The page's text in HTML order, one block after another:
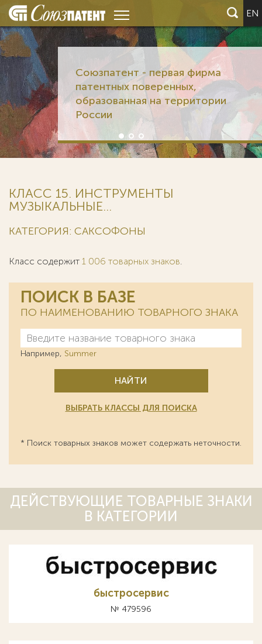
EN
Союзпатент - первая фирма
патентных поверенных,
образованная на территории
России
КЛАСС 15. ИНСТРУМЕНТЫ
МУЗЫКАЛЬНЫЕ...
КАТЕГОРИЯ: САКСОФОНЫ
Класс содержит 1 006 товарных знаков.
ПОИСК В БАЗЕ
ПО НАИМЕНОВАНИЮ ТОВАРНОГО ЗНАКА
Например, Summer
НАЙТИ
ВЫБРАТЬ КЛАССЫ ДЛЯ ПОИСКА
* Поиск товарных знаков может содержать неточности.
ДЕЙСТВУЮЩИЕ ТОВАРНЫЕ ЗНАКИ
В КАТЕГОРИИ
быстросервис
№ 479596